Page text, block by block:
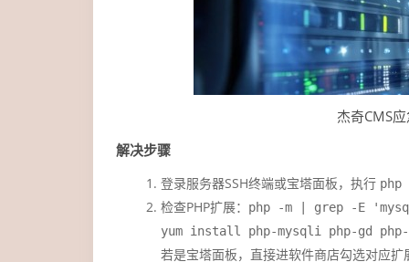
杰奇CMS
解决步骤
登录服务器SSH终端或宝塔面板，执行 php
检查PHP扩展：
php -m | grep -E
yum install php-mysqli php-gd
若是宝塔面板，直接进软件商店勾选对应扩